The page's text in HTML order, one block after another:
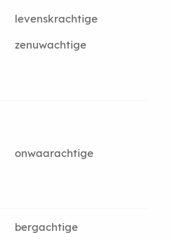
levenskrachtige
zenuwachtige
onwaarachtige
bergachtige